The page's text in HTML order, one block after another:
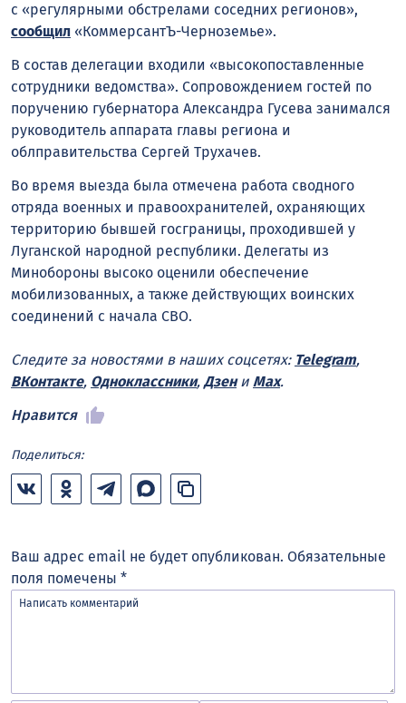
с «регулярными обстрелами соседних регионов»,
сообщил «КоммерсантЪ-Черноземье».
В состав делегации входили «высокопоставленные
сотрудники ведомства». Сопровождением гостей по
поручению губернатора Александра Гусева занимался
руководитель аппарата главы региона и
облправительства Сергей Трухачев.
Во время выезда была отмечена работа сводного
отряда военных и правоохранителей, охраняющих
территорию бывшей госграницы, проходившей у
Луганской народной республики. Делегаты из
Минобороны высоко оценили обеспечение
мобилизованных, а также действующих воинских
соединений с начала СВО.
Следите за новостями в наших соцсетях: Telegram,
ВКонтакте, Одноклассники, Дзени Max.
Нравится
Поделиться:
Ваш адрес email не будет опубликован. Обязательные
поля помечены *